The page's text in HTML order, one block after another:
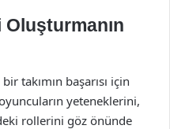
Oluşturmanın
takımın başarısı için
yeteneklerini,
rollerini göz önünde